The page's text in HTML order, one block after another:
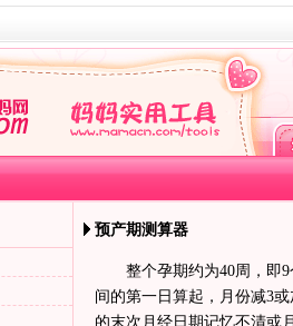
预产期测算器
整个孕期约为40周，即9
间的第一日算起，月份减3
的末次月经日期记忆不清或